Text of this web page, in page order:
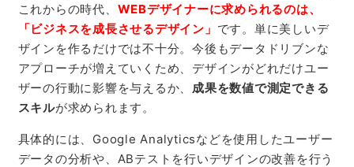
これからの時代、 WEBデザイナーに求められるのは、
「ビジネスを成長させるデザイン」 です。単に美しいデ
ザインを作るだけでは不十分。今後もデータドリブンな
アプローチが増えていくため、デザインがどれだけユー
ザーの行動に影響を与えるか、 成果を数値で測定できる
スキルが求められます。
具体的には、 Google Analyticsなどを使用したユーザー
データの分析や、ABテストを行いデザインの改善を行う